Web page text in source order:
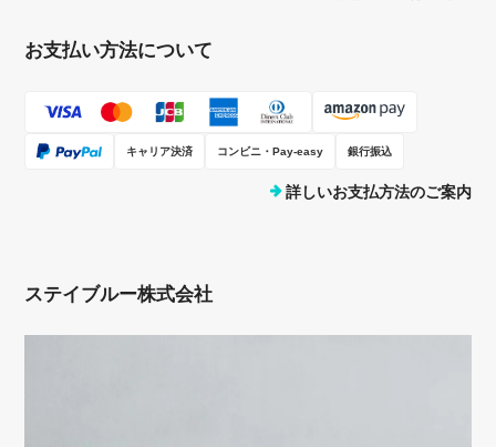
お支払い方法について
キャリア決済 コンビニ・Pay-easy 銀行振込
詳しいお支払方法のご案内
ステイブルー株式会社